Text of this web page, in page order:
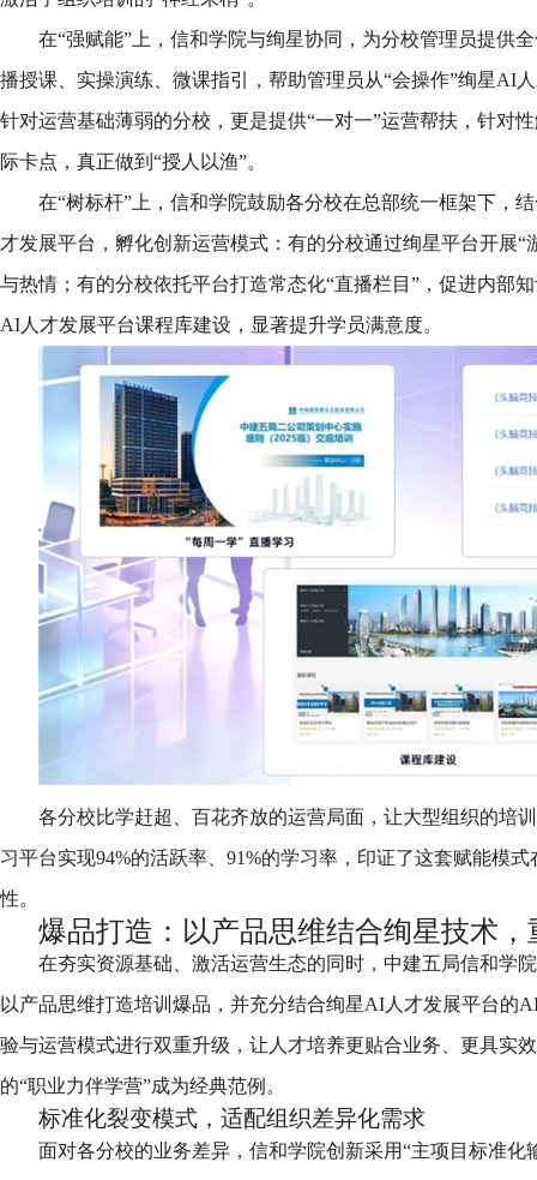
在“强赋能”上，信和学院与绚星协同，为分校管理员提供
播授课、实操演练、微课指引，帮助管理员从“会操作”绚星AI
针对运营基础薄弱的分校，更是提供“一对一”运营帮扶，针对
际卡点，真正做到“授人以渔”。
在“树标杆”上，信和学院鼓励各分校在总部统一框架下，
才发展平台，孵化创新运营模式：有的分校通过绚星平台开展“
与热情；有的分校依托平台打造常态化“直播栏目”，促进内部
AI人才发展平台课程库建设，显著提升学员满意度。
各分校比学赶超、百花齐放的运营局面，让大型组织的培
习平台实现94%的活跃率、91%的学习率，印证了这套赋能模
性。
爆品打造：以产品思维结合绚星技术
在夯实资源基础、激活运营生态的同时，中建五局信和学
以产品思维打造培训爆品，并充分结合绚星AI人才发展平台的
验与运营模式进行双重升级，让人才培养更贴合业务、更具实
的“职业力伴学营”成为经典范例。
标准化裂变模式，适配组织差异化需求
面对各分校的业务差异，信和学院创新采用“主项目标准化